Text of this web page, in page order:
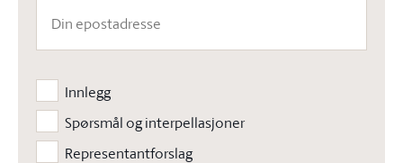
Innlegg
Spørsmål og interpellasjoner
Representantforslag